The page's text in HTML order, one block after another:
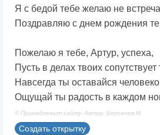
Я с бедой тебе желаю не
Поздравляю с днем рождения
Пожелаю я тебе, Артур, успеха,
Пусть в делах твоих сопутствует
Навсегда ты оставайся
Ощущай ты радость в каждом
© Принадлежит сайту. Автор: Берсанов М.
Создать открытку